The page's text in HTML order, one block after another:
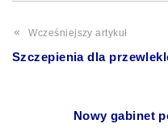
Wcześniejszy artykuł
Szczepienia dla
Nowy gabinet